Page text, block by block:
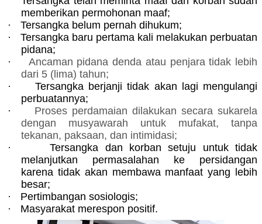
memberikan permohonan maaf;
·
Tersangka belum pernah dihukum;
·
Tersangka baru pertama kali melakukan perbuatan
pidana;
·
Ancaman pidana denda atau penjara tidak lebih
dari 5 (lima) tahun;
·
Tersangka berjanji tidak akan lagi mengulangi
perbuatannya;
·
Proses perdamaian dilakukan secara sukarela
dengan musyawarah untuk mufakat, tanpa
tekanan, paksaan, dan intimidasi;
·
Tersangka dan korban setuju untuk tidak
melanjutkan permasalahan ke persidangan
karena tidak akan membawa manfaat yang lebih
besar;
·
Pertimbangan sosiologis;
·
Masyarakat merespon positif.